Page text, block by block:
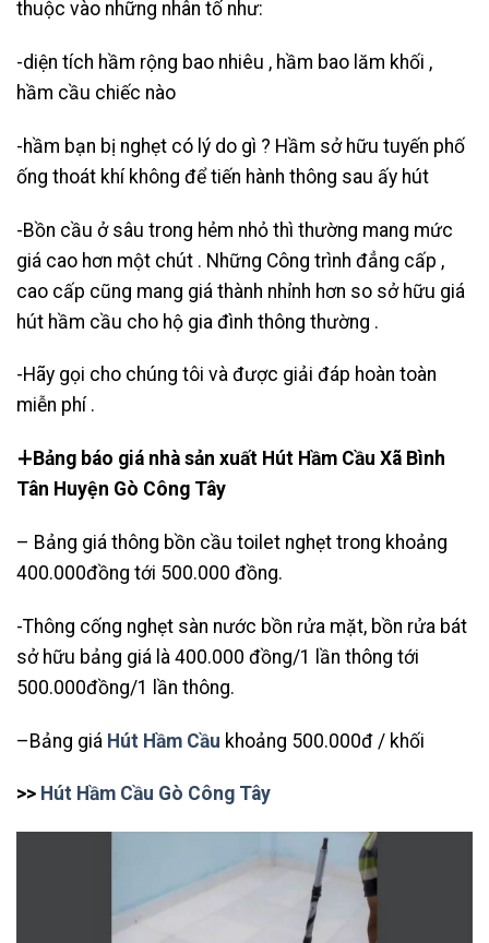
thuộc vào những nhân tố như:
-diện tích hầm rộng bao nhiêu , hầm bao lăm khối ,
hầm cầu chiếc nào
-hầm bạn bị nghẹt có lý do gì ? Hầm sở hữu tuyến phố
ống thoát khí không để tiến hành thông sau ấy hút
-Bồn cầu ở sâu trong hẻm nhỏ thì thường mang mức
giá cao hơn một chút . Những Công trình đẳng cấp ,
cao cấp cũng mang giá thành nhỉnh hơn so sở hữu giá
hút hầm cầu cho hộ gia đình thông thường .
-Hãy gọi cho chúng tôi và được giải đáp hoàn toàn
miễn phí .
∔Bảng báo giá nhà sản xuất Hút Hầm Cầu Xã Bình
Tân Huyện Gò Công Tây
– Bảng giá thông bồn cầu toilet nghẹt trong khoảng
400.000đồng tới 500.000 đồng.
-Thông cống nghẹt sàn nước bồn rửa mặt, bồn rửa bát
sở hữu bảng giá là 400.000 đồng/1 lần thông tới
500.000đồng/1 lần thông.
–Bảng giá Hút Hầm Cầu khoảng 500.000đ / khối
>> Hút Hầm Cầu Gò Công Tây